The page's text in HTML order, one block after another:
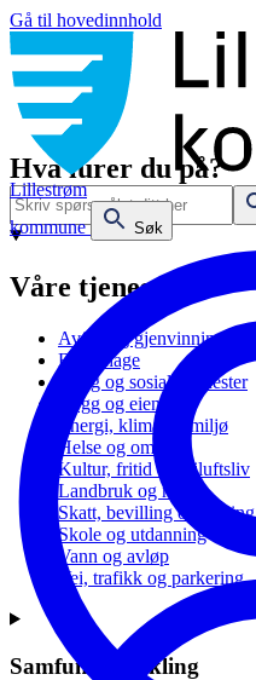
Gå til hovedinnhold
Lillestrøm
kommune
Søk
Hva lurer du på?
Våre tjenester
Avfall og gjenvinning
Barnehage
Bolig og sosiale tjenester
Bygg og eiendom
Energi, klima og miljø
Helse og omsorg
Kultur, fritid og friluftsliv
Landbruk og natur
Skatt, bevilling og næring
Skole og utdanning
Vann og avløp
Vei, trafikk og parkering
Samfunnsutvikling